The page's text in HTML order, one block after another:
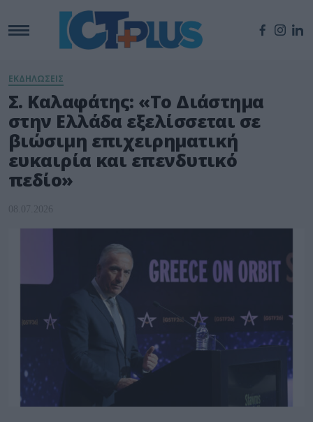
ΕΚΔΗΛΩΣΕΙΣ
Σ. Καλαφάτης: «Το Διάστημα
στην Ελλάδα εξελίσσεται σε
βιώσιμη επιχειρηματική
ευκαιρία και επενδυτικό
πεδίο»
08.07.2026